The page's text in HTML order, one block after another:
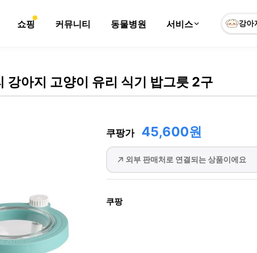
쇼핑 커뮤니티 동물병원 서비스 강아
강아지 고양이 유리 식기 밥그릇 2구
쿠팡가 45,600원
외부 판매처로 연결되는 상품이에요
쿠팡